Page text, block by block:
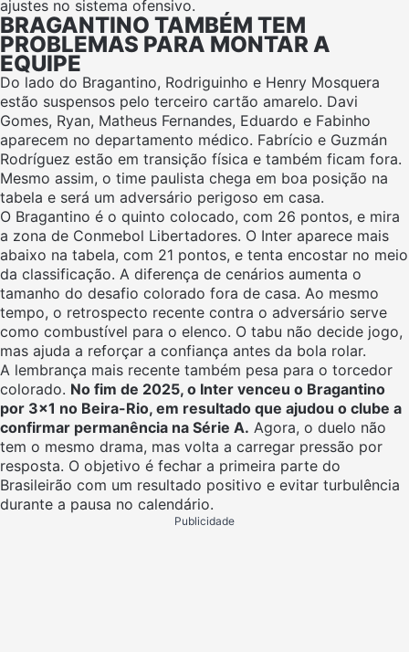
ajustes no sistema ofensivo.
BRAGANTINO TAMBÉM TEM
PROBLEMAS PARA MONTAR A
EQUIPE
Do lado do Bragantino, Rodriguinho e Henry Mosquera
estão suspensos pelo terceiro cartão amarelo. Davi
Gomes, Ryan, Matheus Fernandes, Eduardo e Fabinho
aparecem no departamento médico. Fabrício e Guzmán
Rodríguez estão em transição física e também ficam fora.
Mesmo assim, o time paulista chega em boa posição na
tabela e será um adversário perigoso em casa.
O Bragantino é o quinto colocado, com 26 pontos, e mira
a zona de Conmebol Libertadores. O Inter aparece mais
abaixo na tabela, com 21 pontos, e tenta encostar no meio
da classificação. A diferença de cenários aumenta o
tamanho do desafio colorado fora de casa. Ao mesmo
tempo, o retrospecto recente contra o adversário serve
como combustível para o elenco. O tabu não decide jogo,
mas ajuda a reforçar a confiança antes da bola rolar.
A lembrança mais recente também pesa para o torcedor
colorado. No fim de 2025, o Inter venceu o Bragantino
por 3×1 no Beira-Rio, em resultado que ajudou o clube a
confirmar permanência na Série A. Agora, o duelo não
tem o mesmo drama, mas volta a carregar pressão por
resposta. O objetivo é fechar a primeira parte do
Brasileirão com um resultado positivo e evitar turbulência
durante a pausa no calendário.
Publicidade